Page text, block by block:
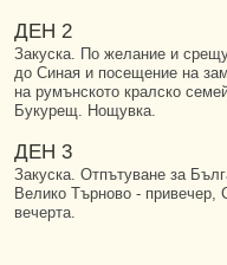
ДЕН 2
Закуска. По желание и
до Синая и посещение на
на румънското кралско
Букурещ. Нощувка.
ДЕН 3
Закуска. Отпътуване за
Велико Търново - привечер,
вечерта.